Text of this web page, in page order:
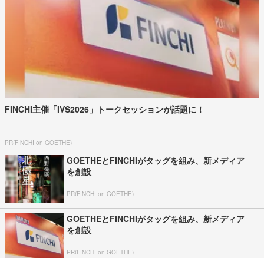
FINCHI主催「IVS2026」トークセッションが話題に！
PR(FINCHI on GOETHE)
GOETHEとFINCHIがタッグを組み、新メディア
を創設
PR(FINCHI on GOETHE)
GOETHEとFINCHIがタッグを組み、新メディア
を創設
PR(FINCHI on GOETHE)